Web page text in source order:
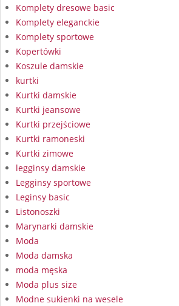
Komplety dresowe basic
Komplety eleganckie
Komplety sportowe
Kopertówki
Koszule damskie
kurtki
Kurtki damskie
Kurtki jeansowe
Kurtki przejściowe
Kurtki ramoneski
Kurtki zimowe
legginsy damskie
Legginsy sportowe
Leginsy basic
Listonoszki
Marynarki damskie
Moda
Moda damska
moda męska
Moda plus size
Modne sukienki na wesele